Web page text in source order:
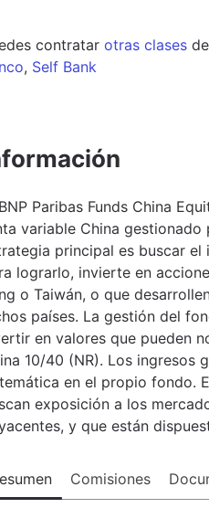
contratar otras clases
, Self Bank
Paribas Funds China
variable China gestionado
principal es buscar
lograrlo, invierte en
o Taiwán, o que
países. La gestión del
en valores que pueden
10/40 (NR). Los ingresos
en el propio fondo.
exposición a los
y que están
Comisiones